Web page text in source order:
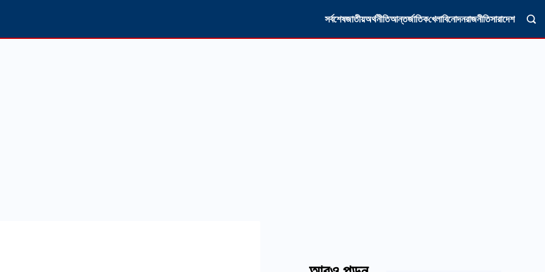
সর্বশেষজাতীয়অর্থনীতিআন্তর্জাতিকখেলাবিনোদনরাজনীতিসারাদেশ